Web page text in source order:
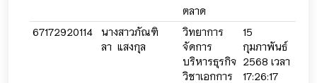
ตลาด
67172920114
นางสาวภัณฑิ
ลา แสงกุล
วิทยาการ
จัดการ
บริหารธุรกิจ
วิชาเอกการ
15
กุมภาพันธ์
2568 เวลา
17:26:17